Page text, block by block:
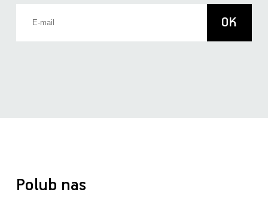
Polub nas